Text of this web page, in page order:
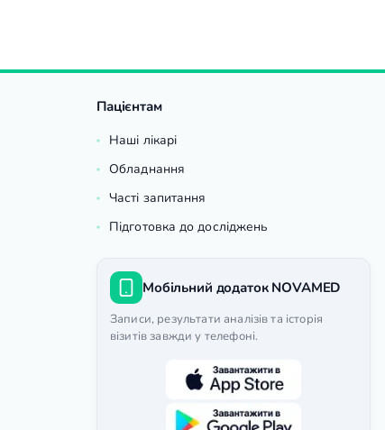
Пацієнтам
Наші лікарі
Обладнання
Часті запитання
Підготовка до досліджень
Мобільний додаток NOVAMED
Записи, результати аналізів та історія
візитів завжди у телефоні.